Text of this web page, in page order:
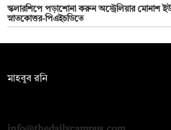
স্কলারশিপে পড়াশোনা করুন অস্ট্রেলিয়ার মোনাশ
স্নাতকোত্তর-পিএইচডিতে
মাহবুব রনি